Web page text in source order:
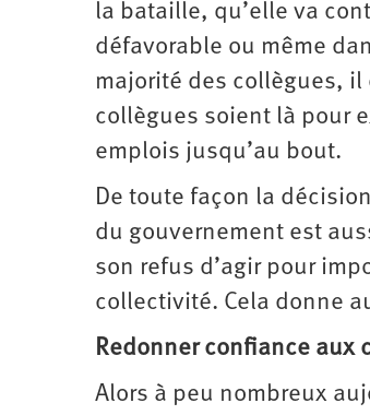
la bataille, qu’elle va
défavorable ou même
majorité des collègues,
collègues soient là pour
emplois jusqu’au bout.
De toute façon la
du gouvernement est
son refus d’agir pour
collectivité. Cela donne
Redonner confiance aux
Alors à peu nombreux